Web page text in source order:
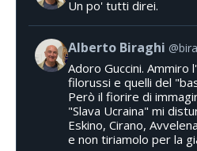
Un po' tutti direi.
Alberto Biraghi
Adoro Guccini. Ammiro
filorussi e quelli del
Però il fiorire di
"Slava Ucraina" mi
Eskino, Cirano,
e non tiriamolo per la